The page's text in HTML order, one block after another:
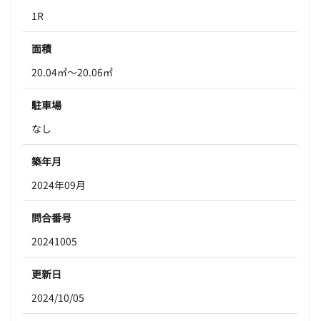
1R
面積
20.04㎡～20.06㎡
駐車場
なし
築年月
2024年09月
問合番号
20241005
更新日
2024/10/05